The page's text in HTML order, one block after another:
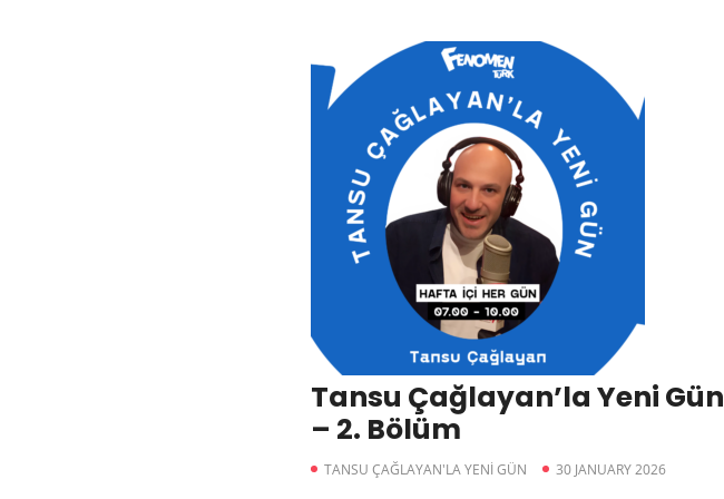
Tansu Çağlayan’la Yeni Gün
– 2. Bölüm
TANSU ÇAĞLAYAN'LA YENİ GÜN 30 JANUARY 2026